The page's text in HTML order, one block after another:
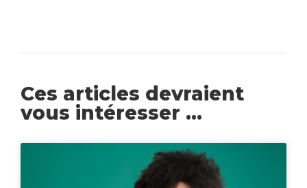
Ces articles devraient
vous intéresser ...